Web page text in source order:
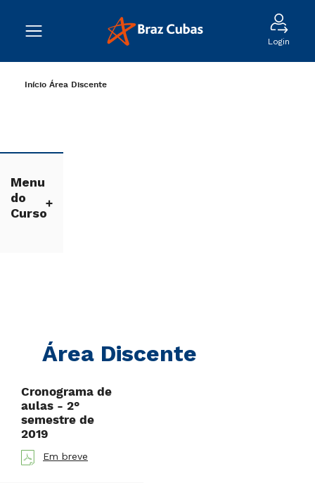
Login
Início Área Discente
Menu
do
Curso
Área Discente
Cronograma de
aulas - 2°
semestre de
2019
Em breve